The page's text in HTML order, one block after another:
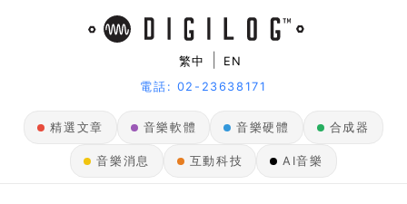
繁中
EN
電話: 02-23638171
精選文章 音樂軟體 音樂硬體 合成器
音樂消息 互動科技 AI音樂